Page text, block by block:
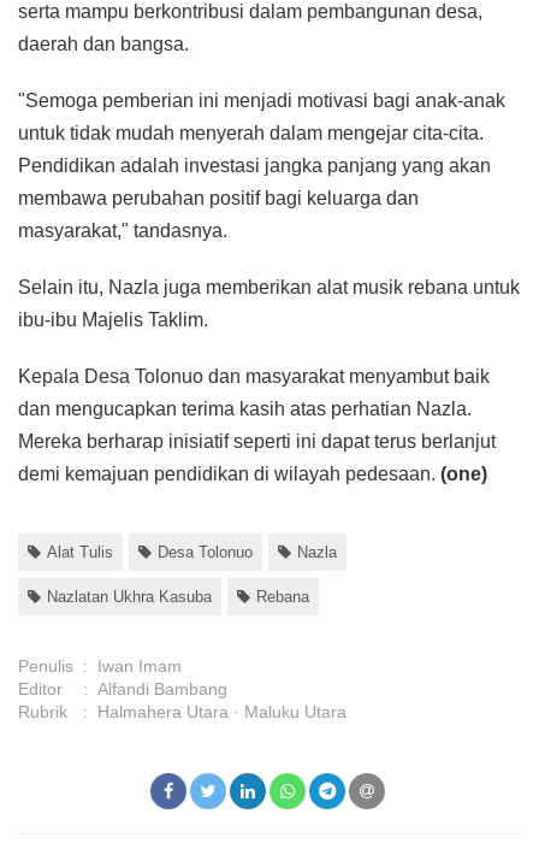
serta mampu berkontribusi dalam pembangunan desa,
daerah dan bangsa.
"Semoga pemberian ini menjadi motivasi bagi anak-anak
untuk tidak mudah menyerah dalam mengejar cita-cita.
Pendidikan adalah investasi jangka panjang yang akan
membawa perubahan positif bagi keluarga dan
masyarakat," tandasnya.
Selain itu, Nazla juga memberikan alat musik rebana untuk
ibu-ibu Majelis Taklim.
Kepala Desa Tolonuo dan masyarakat menyambut baik
dan mengucapkan terima kasih atas perhatian Nazla.
Mereka berharap inisiatif seperti ini dapat terus berlanjut
demi kemajuan pendidikan di wilayah pedesaan. (one)
Alat Tulis Desa Tolonuo Nazla
Nazlatan Ukhra Kasuba Rebana
Penulis :
Iwan Imam
Editor
: Alfandi Bambang
Rubrik
: Halmahera Utara Maluku Utara